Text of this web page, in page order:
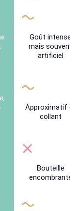
Goût intense
mais souvent
artificiel
Approximatif et
collant
Bouteille
encombrante